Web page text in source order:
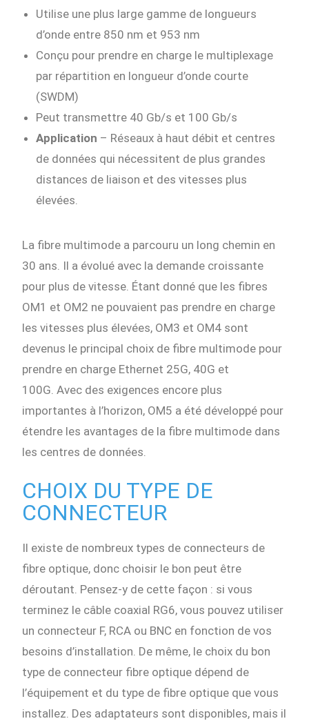
Utilise une plus large gamme de longueurs
d’onde entre 850 nm et 953 nm
Conçu pour prendre en charge le multiplexage
par répartition en longueur d’onde courte
(SWDM)
Peut transmettre 40 Gb/s et 100 Gb/s
Application – Réseaux à haut débit et centres
de données qui nécessitent de plus grandes
distances de liaison et des vitesses plus
élevées.
La fibre multimode a parcouru un long chemin en
30 ans. Il a évolué avec la demande croissante
pour plus de vitesse. Étant donné que les fibres
OM1 et OM2 ne pouvaient pas prendre en charge
les vitesses plus élevées, OM3 et OM4 sont
devenus le principal choix de fibre multimode pour
prendre en charge Ethernet 25G, 40G et
100G. Avec des exigences encore plus
importantes à l’horizon, OM5 a été développé pour
étendre les avantages de la fibre multimode dans
les centres de données.
CHOIX DU TYPE DE
CONNECTEUR
Il existe de nombreux types de connecteurs de
fibre optique, donc choisir le bon peut être
déroutant. Pensez-y de cette façon : si vous
terminez le câble coaxial RG6, vous pouvez utiliser
un connecteur F, RCA ou BNC en fonction de vos
besoins d’installation. De même, le choix du bon
type de connecteur fibre optique dépend de
l’équipement et du type de fibre optique que vous
installez. Des adaptateurs sont disponibles, mais il